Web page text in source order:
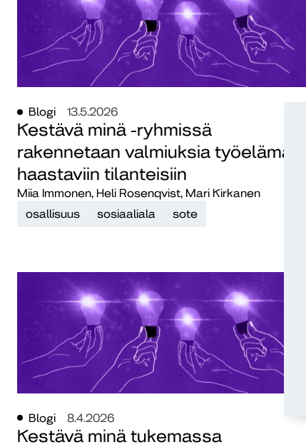
Blogi 13.5.2026
Kestävä minä -ryhmissä
rakennetaan valmiuksia työelämän
haastaviin tilanteisiin
Miia Immonen, Heli Rosenqvist, Mari Kirkanen
osallisuus
sosiaaliala sote
Blogi 8.4.2026
Kestävä minä tukemassa